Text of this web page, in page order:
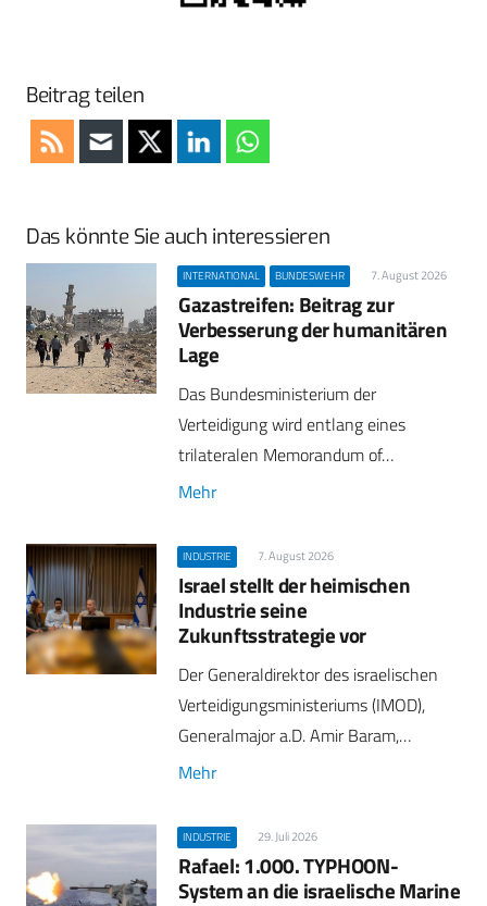
Beitrag teilen
Das könnte Sie auch interessieren
INTERNATIONAL BUNDESWEHR 7. August 2026
Gazastreifen: Beitrag zur
Verbesserung der humanitären
Lage
Das Bundesministerium der
Verteidigung wird entlang eines
trilateralen Memorandum of…
Mehr
INDUSTRIE 7. August 2026
Israel stellt der heimischen
Industrie seine
Zukunftsstrategie vor
Der Generaldirektor des israelischen
Verteidigungsministeriums (IMOD),
Generalmajor a.D. Amir Baram,…
Mehr
INDUSTRIE 29. Juli 2026
Rafael: 1.000. TYPHOON-
System an die israelische Marine